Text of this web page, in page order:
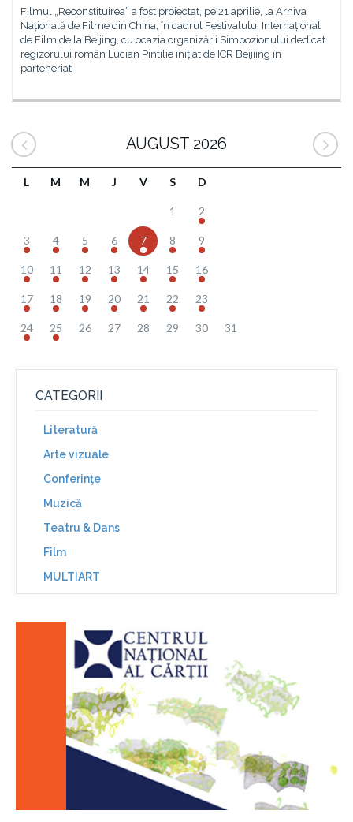
Filmul „Reconstituirea” a fost proiectat, pe 21 aprilie, la Arhiva
Națională de Filme din China, în cadrul Festivalului Internațional
de Film de la Beijing, cu ocazia organizării Simpozionului dedicat
regizorului român Lucian Pintilie inițiat de ICR Beijiing în
parteneriat
AUGUST 2026
L M M J V S D
1 2
3 4 5 6 7 8 9
10 11 12 13 14 15 16
17 18 19 20 21 22 23
24 25 26 27 28 29 30 31
CATEGORII
Literatură
Arte vizuale
Conferinţe
Muzică
Teatru & Dans
Film
MULTIART